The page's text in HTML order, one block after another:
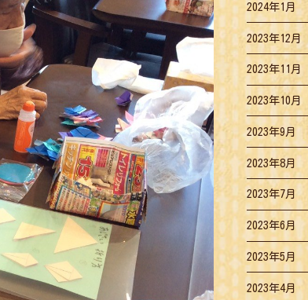
2024年1月
2023年12月
2023年11月
2023年10月
2023年9月
2023年8月
2023年7月
2023年6月
2023年5月
2023年4月